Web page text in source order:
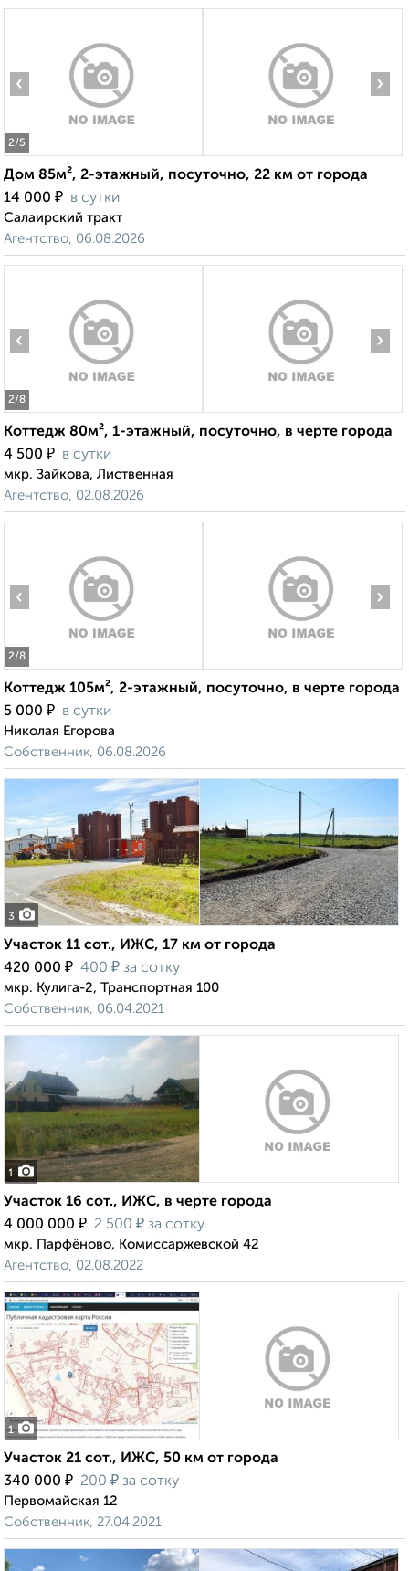
2/5
‹ ›
Дом 85м², 2-этажный, посуточно, 22 км от города
14 000 ₽ в сутки
Салаирский тракт
Агентство, 06.08.2026
2/8
‹ ›
Коттедж 80м², 1-этажный, посуточно, в черте города
4 500 ₽ в сутки
мкр. Зайкова, Лиственная
Агентство, 02.08.2026
2/8
‹ ›
Коттедж 105м², 2-этажный, посуточно, в черте города
5 000 ₽ в сутки
Николая Егорова
Собственник, 06.08.2026
3
Участок 11 сот., ИЖС, 17 км от города
420 000 ₽ 400 ₽ за сотку
мкр. Кулига-2, Транспортная 100
Собственник, 06.04.2021
1
Участок 16 сот., ИЖС, в черте города
4 000 000 ₽ 2 500 ₽ за сотку
мкр. Парфёново, Комиссаржевской 42
Агентство, 02.08.2022
1
Участок 21 сот., ИЖС, 50 км от города
340 000 ₽ 200 ₽ за сотку
Первомайская 12
Собственник, 27.04.2021